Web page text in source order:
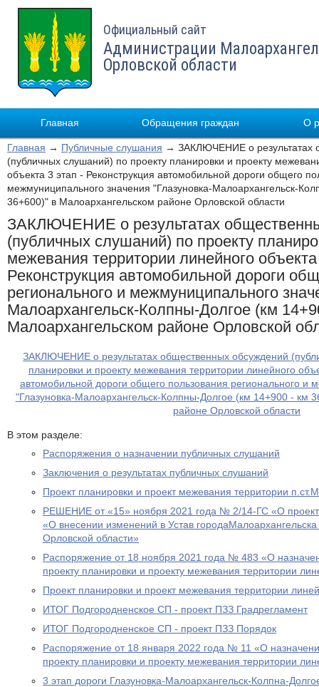
Официальный сайт
Администрации
Орловской области
Главная Обращения граждан О
Главная → Публичные слушания → ЗАКЛЮЧЕНИЕ о результатах
(публичных слушаний) по проекту планировки и проекту
объекта 3 этап - Реконструкция автомобильной дороги общего
межмуниципального значения "Глазуновка-Малоархангельск-
36+600)" в Малоархангельском районе Орловской области
ЗАКЛЮЧЕНИЕ о результатах
(публичных слушаний) по проекту
межевания территории линейного
Реконструкция автомобильной дороги
регионального и межмуниципального
Малоархангельск-Колпны-Долгое (км
Малоархангельском районе Орловской
ЗАКЛЮЧЕНИЕ о результатах общественных обсуждений
планировки и проекту межевания территории линейного
автомобильной дороги общего пользования регионального и
"Глазуновка-Малоархангельск-Колпны-Долгое (км 14+900 - км
районе Орловской области
В этом разделе:
Распоряжения о назначении публичных слушаний
Заключения о результатах публичных слушаний
Проект планировки и проект межевания территории
РЕШЕНИЕ от «15» ноября 2021 года № 2/14-ГС «О
«О внесении изменений в Устав
Орловской области»
Распоряжение от 18 ноября 2021 года № 483 «О
проекту планировки и проекту межевания территории
Проект планировки и проект межевания территории
ИТОГ Подгородненское СП - проект ПЗЗ Градрегламент
ИТОГ Подгородненское СП - проект ПЗЗ Порядок
Распоряжение от 18 января 2022 года № 11 «О
проекту планировки и проекту межевания территории
3 этап дороги Глазуновка-Малоархангельск-Колпна-